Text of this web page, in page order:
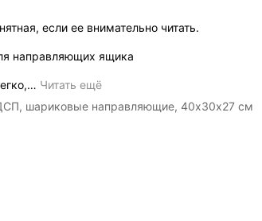
если ее внимательно читать.
направляющих ящика
… Читать ещё
шариковые направляющие, 40х30х27 см